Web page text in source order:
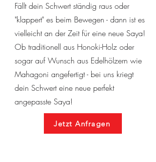
Fällt dein Schwert ständig raus oder
"klappert" es beim Bewegen - dann ist es
vielleicht an der Zeit für eine neue Saya!
Ob traditionell aus Honoki-Holz oder
sogar auf Wunsch aus Edelhölzern wie
Mahagoni angefertigt - bei uns kriegt
dein Schwert eine neue perfekt
angepasste Saya!
Jetzt Anfragen